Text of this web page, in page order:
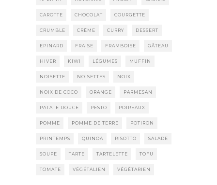
CAROTTE CHOCOLAT COURGETTE
CRUMBLE CRÈME CURRY DESSERT
EPINARD FRAISE FRAMBOISE GÂTEAU
HIVER KIWI LÉGUMES MUFFIN
NOISETTE NOISETTES NOIX
NOIX DE COCO ORANGE PARMESAN
PATATE DOUCE PESTO POIREAUX
POMME POMME DE TERRE POTIRON
PRINTEMPS QUINOA RISOTTO SALADE
SOUPE TARTE TARTELETTE TOFU
TOMATE VÉGÉTALIEN VÉGÉTARIEN